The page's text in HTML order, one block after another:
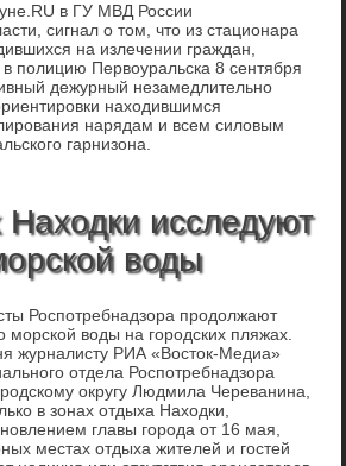
в ГУ МВД России
сигнал о том, что из стационара
на излечении граждан,
в полицию Первоуральска 8 сентября
дежурный незамедлительно
находившимся
нарядам и всем силовым
гарнизона.
исследуют
воды
Роспотребнадзора продолжают
морской воды на городских пляжах.
журналисту РИА «Восток-Медиа»
отдела Роспотребнадзора
округу Людмила Череванина,
в зонах отдыха Находки,
главы города от 16 мая,
местах отдыха жителей и гостей